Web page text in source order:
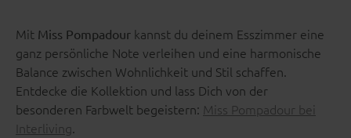
Mit Miss Pompadour kannst du deinem Esszimmer eine
ganz persönliche Note verleihen und eine harmonische
Balance zwischen Wohnlichkeit und Stil schaffen.
Entdecke die Kollektion und lass Dich von der
besonderen Farbwelt begeistern: Miss Pompadour bei
Interliving.